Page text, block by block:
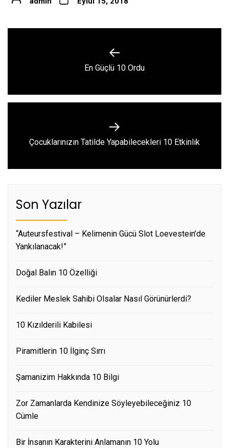
Previous
En Güçlü 10 Ordu
Next
Çocuklarınızın Tatilde Yapabilecekleri 10 Etkinlik
Son Yazılar
“Auteursfestival – Kelimenin Gücü Slot Loevestein’de
Yankılanacak!”
Doğal Balın 10 Özelliği
Kediler Meslek Sahibi Olsalar Nasıl Görünürlerdi?
10 Kızılderili Kabilesi
Piramitlerin 10 İlginç Sırrı
Şamanizim Hakkında 10 Bilgi
Zor Zamanlarda Kendinize Söyleyebileceğiniz 10
Cümle
Bir İnsanın Karakterini Anlamanın 10 Yolu